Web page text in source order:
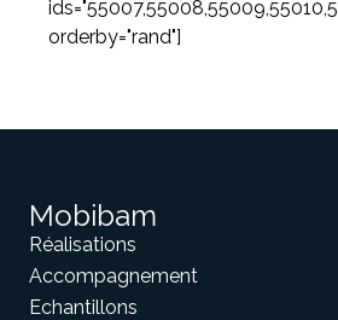
orderby="rand"]
Mobibam
Réalisations
Accompagnement
Echantillons